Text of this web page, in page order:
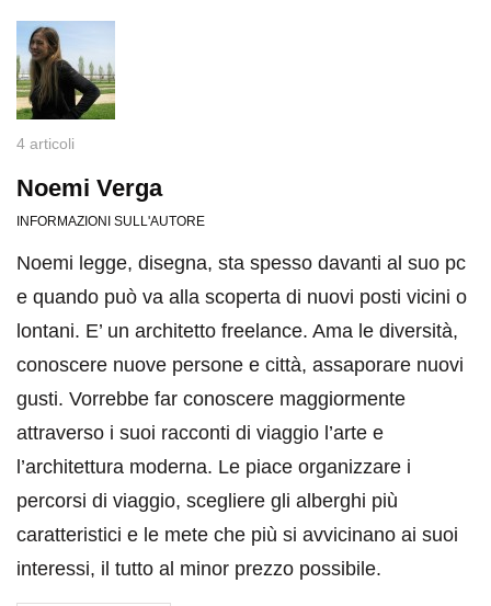
4 articoli
Noemi Verga
INFORMAZIONI SULL'AUTORE
Noemi legge, disegna, sta spesso davanti al suo pc
e quando può va alla scoperta di nuovi posti vicini o
lontani. E’ un architetto freelance. Ama le diversità,
conoscere nuove persone e città, assaporare nuovi
gusti. Vorrebbe far conoscere maggiormente
attraverso i suoi racconti di viaggio l’arte e
l’architettura moderna. Le piace organizzare i
percorsi di viaggio, scegliere gli alberghi più
caratteristici e le mete che più si avvicinano ai suoi
interessi, il tutto al minor prezzo possibile.